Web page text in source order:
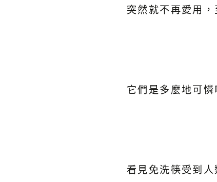
突然就不再愛用
它們是多麼地可憐
看見免洗筷受到